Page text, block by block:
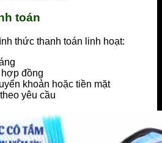
toán
thức thanh toán linh hoạt:
đồng
khoản hoặc tiền mặt
yêu cầu